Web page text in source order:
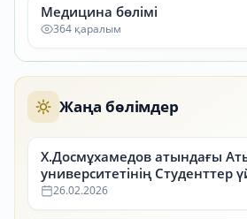
Медицина бөлімі
364 қаралым
Жаңа бөлімдер
Х.Досмұхамедов атындағы
университетінің Студенттер
ақпарат
26.02.2026